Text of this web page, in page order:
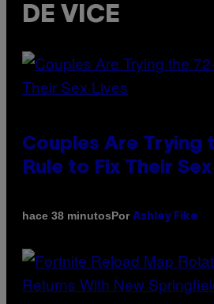
DE VICE
Couples Are Trying
Rule to Fix Their
hace 38 minutosPor Ashley Fike